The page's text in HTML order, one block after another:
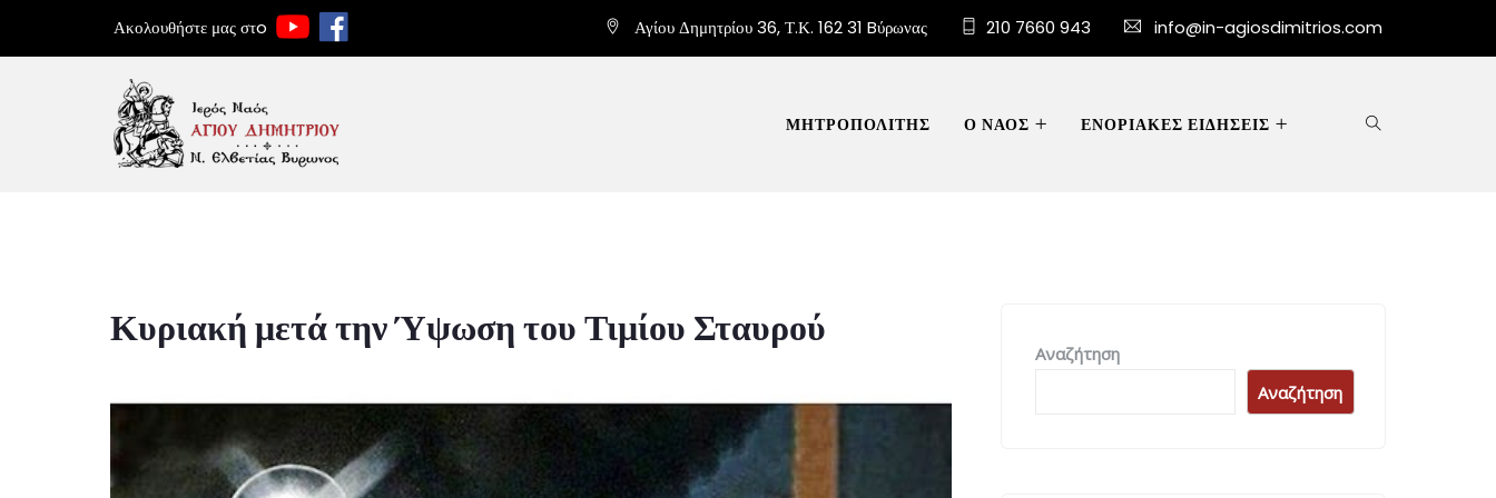
Ακολουθήστε μας στo Αγίου Δημητρίου 36, Τ.Κ. 162 31 Bύρωνας 210 7660 943 info@in-agiosdimitrios.com
ΜΗΤΡΟΠΟΛΙΤΗΣ Ο ΝΑΟΣ ΕΝΟΡΙΑΚΕΣ ΕΙΔΗΣΕΙΣ
Κυριακή μετά την Ύψωση του Τιμίου Σταυρού
Αναζήτηση
Αναζήτηση